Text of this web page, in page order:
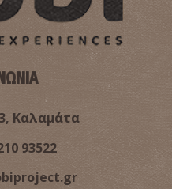
Καλαμάτα
93522